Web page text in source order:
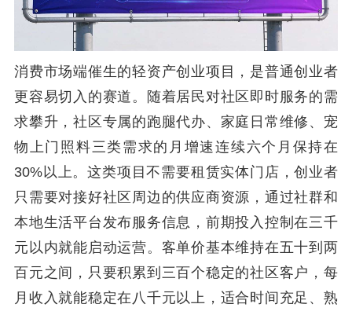
消费市场端催生的轻资产创业项目，是普通创业者
更容易切入的赛道。随着居民对社区即时服务的需
求攀升，社区专属的跑腿代办、家庭日常维修、宠
物上门照料三类需求的月增速连续六个月保持在
30%以上。这类项目不需要租赁实体门店，创业者
只需要对接好社区周边的供应商资源，通过社群和
本地生活平台发布服务信息，前期投入控制在三千
元以内就能启动运营。客单价基本维持在五十到两
百元之间，只要积累到三百个稳定的社区客户，每
月收入就能稳定在八千元以上，适合时间充足、熟